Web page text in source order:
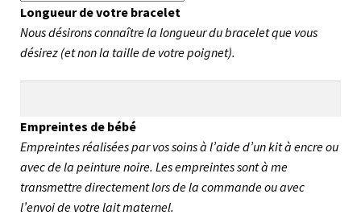
Longueur de votre bracelet
Nous désirons connaître la longueur du bracelet que vous
désirez (et non la taille de votre poignet).
Empreintes de bébé
Empreintes réalisées par vos soins à l’aide d’un kit à encre ou
avec de la peinture noire. Les empreintes sont à me
transmettre directement lors de la commande ou avec
l’envoi de votre lait maternel.